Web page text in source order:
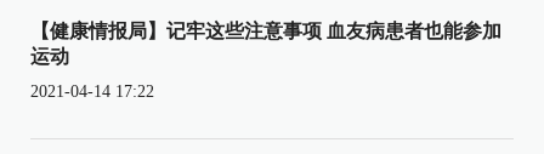
【健康情报局】记牢这些注意事项 血友病患者也能参加
运动
2021-04-14 17:22